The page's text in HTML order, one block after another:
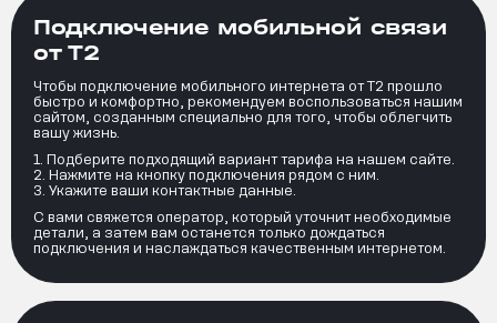
Подключение мобильной связи
от Т2
Чтобы подключение мобильного интернета от Т2 прошло
быстро и комфортно, рекомендуем воспользоваться нашим
сайтом, созданным специально для того, чтобы облегчить
вашу жизнь.
Подберите подходящий вариант тарифа на нашем сайте.
Нажмите на кнопку подключения рядом с ним.
Укажите ваши контактные данные.
С вами свяжется оператор, который уточнит необходимые
детали, а затем вам останется только дождаться
подключения и наслаждаться качественным интернетом.